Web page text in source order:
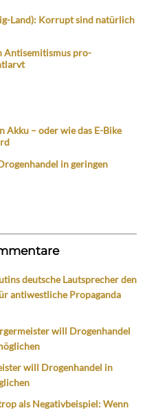
Land): Korrupt sind natürlich
Antisemitismus pro-
Akku – oder wie das E-Bike
in geringen
deutsche Lautsprecher den
antiwestliche Propaganda
will Drogenhandel
will Drogenhandel in
als Negativbeispiel: Wenn